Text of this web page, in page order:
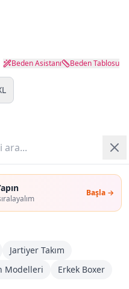
Başla →
Jartiyer Takım
Modelleri Erkek Boxer
Beden Asistanı Beden Tablosu
Ekle
Al